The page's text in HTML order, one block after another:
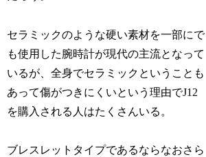
セラミックのような硬い素材を一部にで
も使用した腕時計が現代の主流となって
いるが、全身でセラミックということも
あって傷がつきにくいという理由でJ12
を購入される人はたくさんいる。
ブレスレットタイプであるならなおさら